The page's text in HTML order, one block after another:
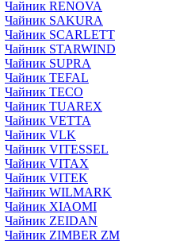
Чайник RENOVA
Чайник SAKURA
Чайник SCARLETT
Чайник STARWIND
Чайник SUPRA
Чайник TEFAL
Чайник TECO
Чайник TUAREX
Чайник VETTA
Чайник VLK
Чайник VITESSEL
Чайник VITAX
Чайник VITEK
Чайник WILMARK
Чайник XIAOMI
Чайник ZEIDAN
Чайник ZIMBER ZM